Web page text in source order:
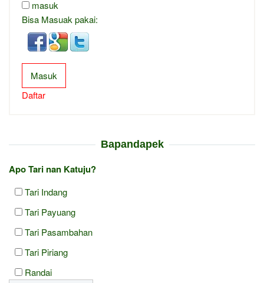
masuk
Bisa Masuak pakai:
Masuk
Daftar
Bapandapek
Apo Tari nan Katuju?
Tari Indang
Tari Payuang
Tari Pasambahan
Tari Piriang
Randai